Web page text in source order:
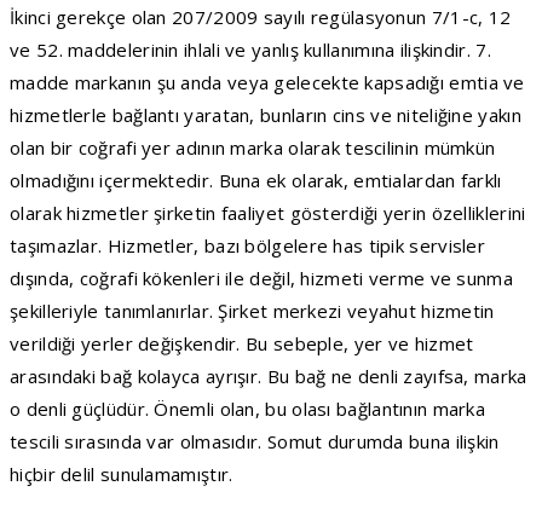
İkinci gerekçe olan 207/2009 sayılı regülasyonun 7/1-c, 12
ve 52. maddelerinin ihlali ve yanlış kullanımına ilişkindir. 7.
madde markanın şu anda veya gelecekte kapsadığı emtia ve
hizmetlerle bağlantı yaratan, bunların cins ve niteliğine yakın
olan bir coğrafi yer adının marka olarak tescilinin mümkün
olmadığını içermektedir. Buna ek olarak, emtialardan farklı
olarak hizmetler şirketin faaliyet gösterdiği yerin özelliklerini
taşımazlar. Hizmetler, bazı bölgelere has tipik servisler
dışında, coğrafi kökenleri ile değil, hizmeti verme ve sunma
şekilleriyle tanımlanırlar. Şirket merkezi veyahut hizmetin
verildiği yerler değişkendir. Bu sebeple, yer ve hizmet
arasındaki bağ kolayca ayrışır. Bu bağ ne denli zayıfsa, marka
o denli güçlüdür. Önemli olan, bu olası bağlantının marka
tescili sırasında var olmasıdır. Somut durumda buna ilişkin
hiçbir delil sunulamamıştır.